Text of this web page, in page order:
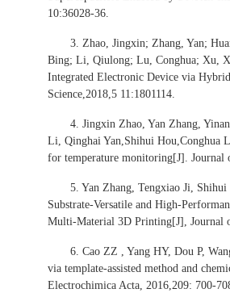
10:36028-36.
3. Zhao, Jingxin; Zhang, Yan;
Bing; Li, Qiulong; Lu, Conghua; Xu,
Integrated Electronic Device via
Science,2018,5 11:1801114.
4. Jingxin Zhao, Yan Zhang,
Li, Qinghai Yan,Shihui Hou,Conghua
for temperature monitoring[J].
5. Yan Zhang, Tengxiao Ji,
Substrate-Versatile and High-
Multi-Material 3D Printing[J], Journal
6. Cao ZZ , Yang HY, Dou P,
via template-assisted method and
Electrochimica Acta, 2016,209: 700-